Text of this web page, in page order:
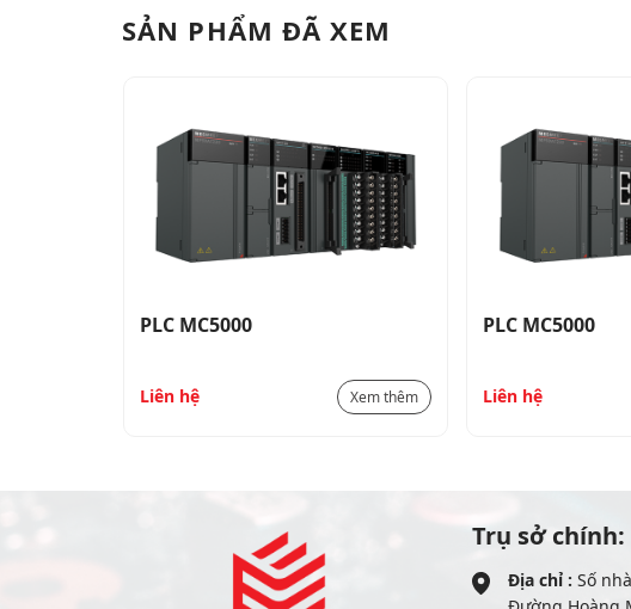
SẢN PHẨM ĐÃ XEM
PLC MC5000
Liên hệ Xem thêm
PLC MC5000
Liên hệ
Trụ sở chính:
Địa chỉ : Số